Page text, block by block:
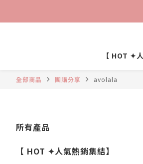
【 HOT ✦
全部商品 團購分享 avolala
所有產品
【 HOT ✦人氣熱銷集結】